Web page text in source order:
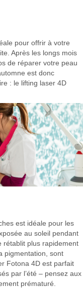
pour offrir à votre
Après les longs mois
de réparer votre peau
est donc
: le lifting laser 4D
est idéale pour les
au soleil pendant
rétablit plus rapidement
pigmentation, sont
Fotona 4D est parfait
par l’été – pensez aux
prématuré.